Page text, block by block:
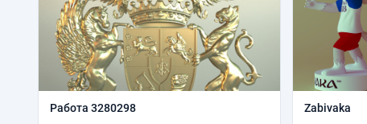
Работа 3280298 Zabivaka